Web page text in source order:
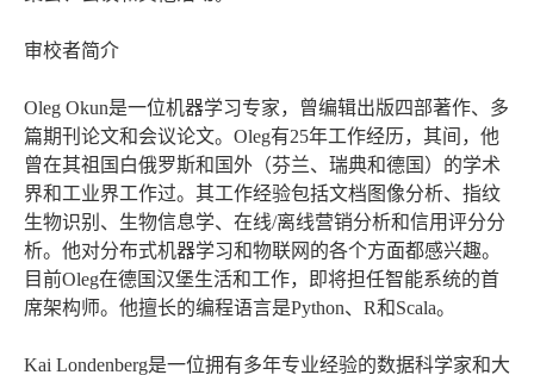
审校者简介
Oleg Okun是一位机器学习专家，曾编辑出版四部著作、多
篇期刊论文和会议论文。Oleg有25年工作经历，其间，他
曾在其祖国白俄罗斯和国外（芬兰、瑞典和德国）的学术
界和工业界工作过。其工作经验包括文档图像分析、指纹
生物识别、生物信息学、在线/离线营销分析和信用评分分
析。他对分布式机器学习和物联网的各个方面都感兴趣。
目前Oleg在德国汉堡生活和工作，即将担任智能系统的首
席架构师。他擅长的编程语言是Python、R和Scala。
Kai Londenberg是一位拥有多年专业经验的数据科学家和大